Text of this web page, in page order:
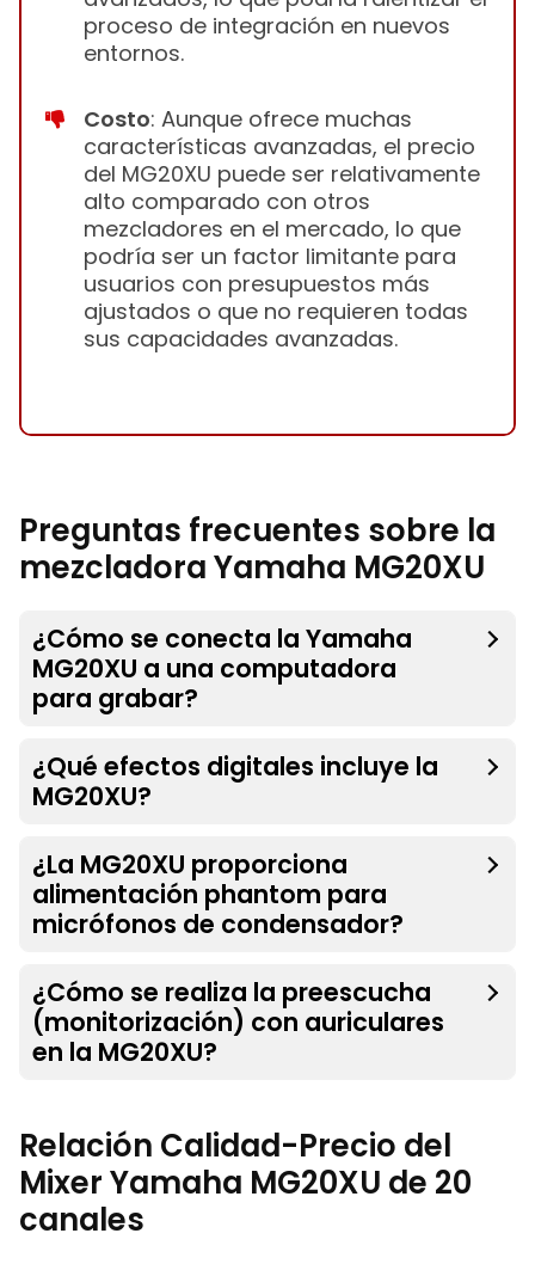
proceso de integración en nuevos
entornos.
Costo: Aunque ofrece muchas
características avanzadas, el precio
del MG20XU puede ser relativamente
alto comparado con otros
mezcladores en el mercado, lo que
podría ser un factor limitante para
usuarios con presupuestos más
ajustados o que no requieren todas
sus capacidades avanzadas.
Preguntas frecuentes sobre la
mezcladora Yamaha MG20XU
¿Cómo se conecta la Yamaha
MG20XU a una computadora
para grabar?
¿Qué efectos digitales incluye la
MG20XU?
¿La MG20XU proporciona
alimentación phantom para
micrófonos de condensador?
¿Cómo se realiza la preescucha
(monitorización) con auriculares
en la MG20XU?
Relación Calidad-Precio del
Mixer Yamaha MG20XU de 20
canales